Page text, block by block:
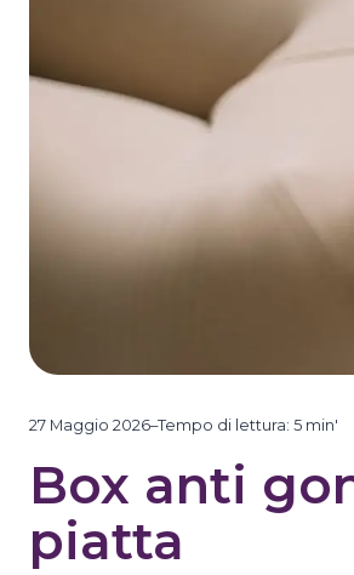
27 Maggio 2026–Tempo di lettura: 5 min'
Box anti
piatta